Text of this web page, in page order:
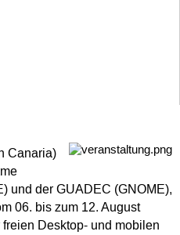
Canaria)
und der GUADEC (GNOME),
06. bis zum 12. August
Desktop- und mobilen